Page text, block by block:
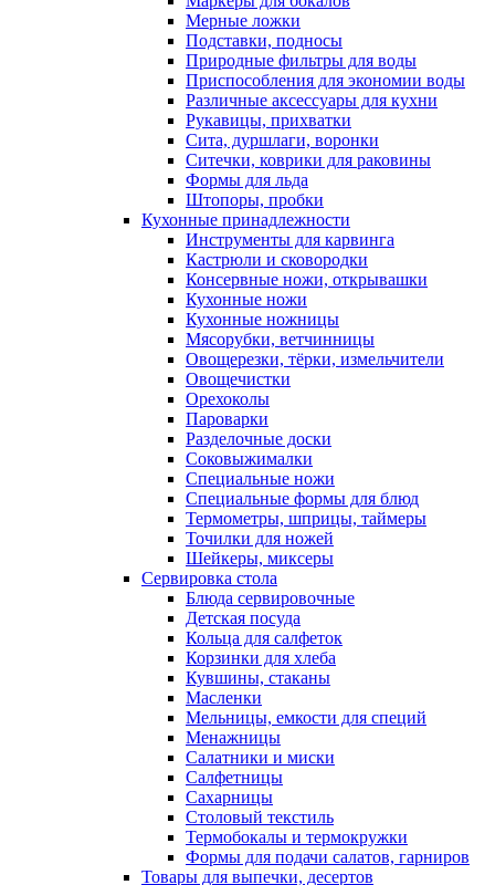
Мерные ложки
Подставки, подносы
Природные фильтры для воды
Приспособления для экономии воды
Различные аксессуары для кухни
Рукавицы, прихватки
Сита, дуршлаги, воронки
Ситечки, коврики для раковины
Формы для льда
Штопоры, пробки
Кухонные принадлежности
Инструменты для карвинга
Кастрюли и сковородки
Консервные ножи, открывашки
Кухонные ножи
Кухонные ножницы
Мясорубки, ветчинницы
Овощерезки, тёрки, измельчители
Овощечистки
Орехоколы
Пароварки
Разделочные доски
Соковыжималки
Специальные ножи
Специальные формы для блюд
Термометры, шприцы, таймеры
Точилки для ножей
Шейкеры, миксеры
Сервировка стола
Блюда сервировочные
Детская посуда
Кольца для салфеток
Корзинки для хлеба
Кувшины, стаканы
Масленки
Мельницы, емкости для специй
Менажницы
Салатники и миски
Салфетницы
Сахарницы
Столовый текстиль
Термобокалы и термокружки
Формы для подачи салатов, гарниров
Товары для выпечки, десертов